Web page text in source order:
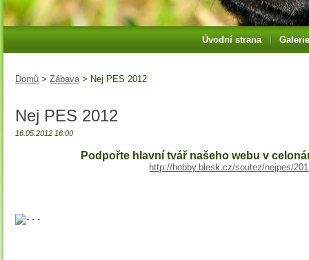
Úvodní strana
Domů > Zábava> Nej PES 2012
Nej PES 2012
16.05.2012 16:00
Podpořte hlavní tvář našeho webu v
http://hobby.blesk.cz/soutez/nejpes/